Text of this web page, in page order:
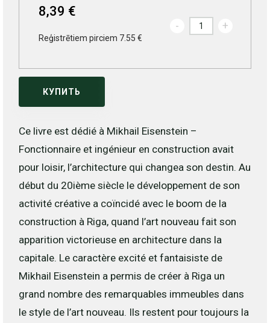
8,39 €
Reģistrētiem pirciem 7.55 €
- +
КУПИТЬ
Ce livre est dédié à Mikhail Eisenstein –
Fonctionnaire et ingénieur en construction avait
pour loisir, l’architecture qui changea son destin. Au
début du 20ième siècle le développement de son
activité créative a coïncidé avec le boom de la
construction à Riga, quand l’art nouveau fait son
apparition victorieuse en architecture dans la
capitale. Le caractère excité et fantaisiste de
Mikhail Eisenstein a permis de créer à Riga un
grand nombre des remarquables immeubles dans
le style de l’art nouveau. Ils restent pour toujours la